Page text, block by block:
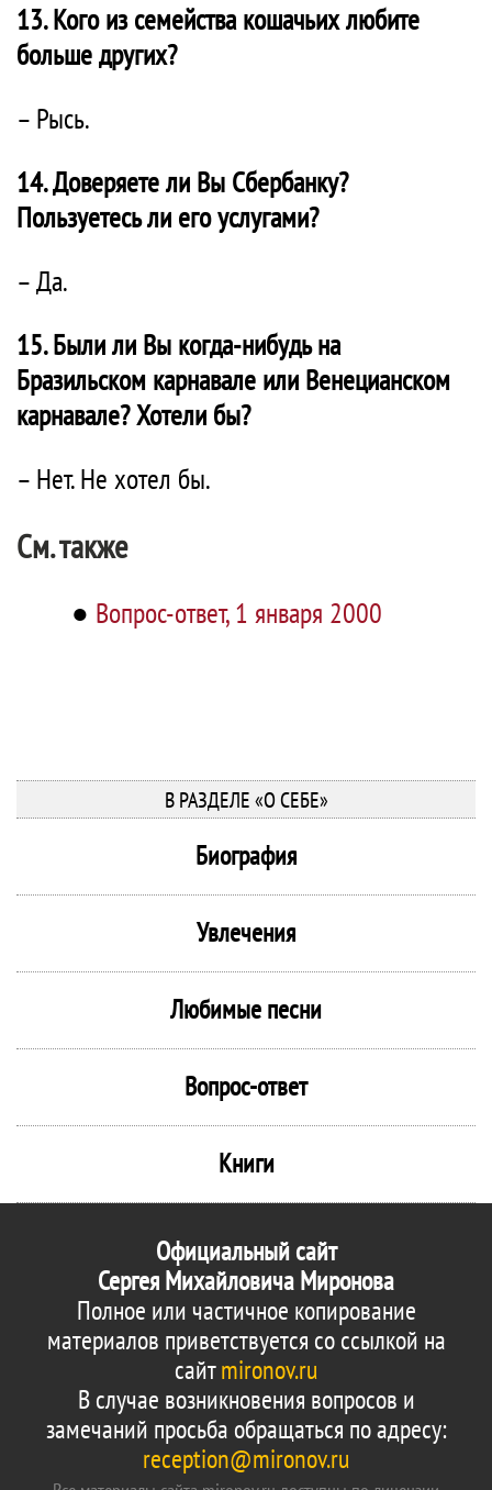
13. Кого из семейства кошачьих любите
больше других?
– Рысь.
14. Доверяете ли Вы Сбербанку?
Пользуетесь ли его услугами?
– Да.
15. Были ли Вы когда-нибудь на
Бразильском карнавале или Венецианском
карнавале? Хотели бы?
– Нет. Не хотел бы.
См. также
● Вопрос-ответ, 1 января 2000
В РАЗДЕЛЕ «О СЕБЕ»
Биография
Увлечения
Любимые песни
Вопрос-ответ
Книги
Официальный сайт
Сергея Михайловича Миронова
Полное или частичное копирование
материалов приветствуется со ссылкой на
сайтmironov.ru
В случае возникновения вопросов и
замечаний просьба обращаться по адресу:
reception@mironov.ru